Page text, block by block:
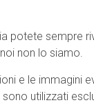
potete sempre
non lo siamo.
e le immagini
utilizzati